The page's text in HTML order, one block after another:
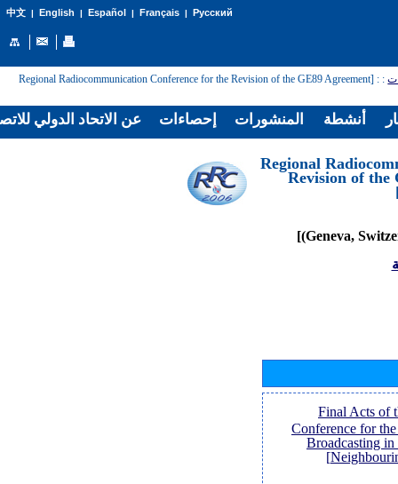
中文| English | Español | Français| Русский
:
: [Regional Radiocommunication Conference for the Revision of the GE89 Agreement
[Regional
Revision of the
[Final Acts of
Conference for
Broadcasting
عن الاتحاد الدولي إحصاءات المنشورات أنشطة